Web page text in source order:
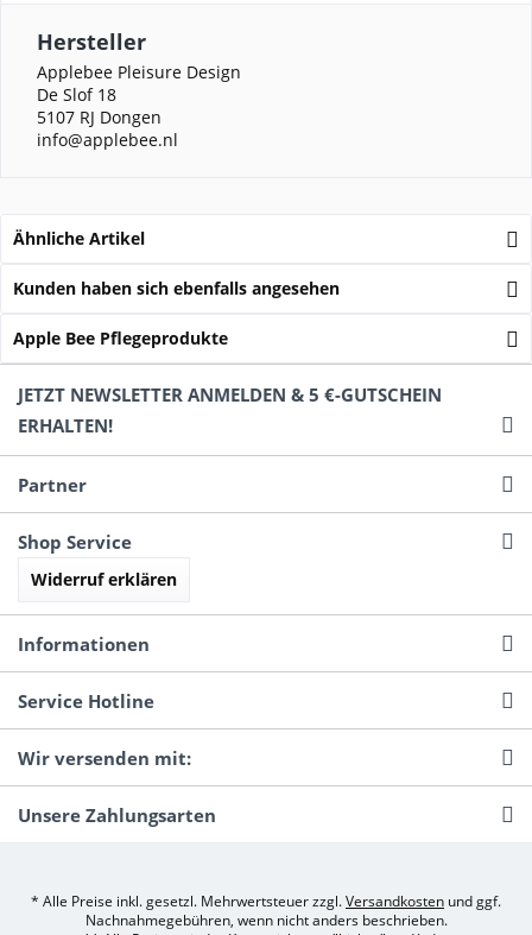
Hersteller
Applebee Pleisure Design
De Slof 18
5107 RJ Dongen
info@applebee.nl
Ähnliche Artikel
Kunden haben sich ebenfalls angesehen
Apple Bee Pflegeprodukte
JETZT NEWSLETTER ANMELDEN & 5 €-GUTSCHEIN
ERHALTEN!
Partner
Shop Service
Widerruf erklären
Informationen
Service Hotline
Wir versenden mit:
Unsere Zahlungsarten
* Alle Preise inkl. gesetzl. Mehrwertsteuer zzgl.Versandkosten und ggf.
Nachnahmegebühren, wenn nicht anders beschrieben.